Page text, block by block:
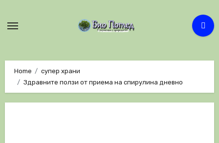
Home
супер храни
Здравните ползи от приема на спирулина дневно